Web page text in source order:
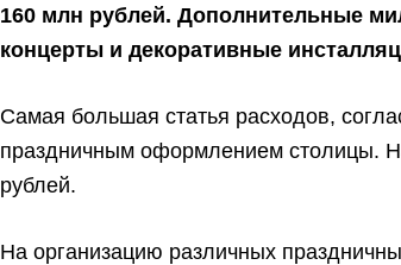
160 млн рублей. Дополнительные
концерты и декоративные
Самая большая статья расходов,
праздничным оформлением столицы.
рублей.
На организацию различных